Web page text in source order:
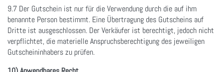
9.7 Der Gutschein ist nur für die Verwendung durch die auf ihm
benannte Person bestimmt. Eine Übertragung des Gutscheins auf
Dritte ist ausgeschlossen. Der Verkäufer ist berechtigt, jedoch nicht
verpflichtet, die materielle Anspruchsberechtigung des jeweiligen
Gutscheininhabers zu prüfen.